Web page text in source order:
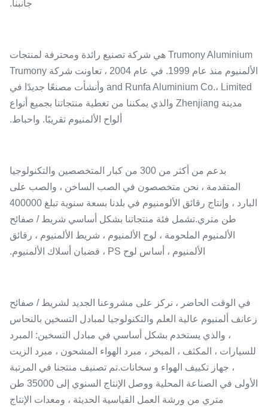
جانبنا.
Trumony Aluminium هي شركة تصنيع رائدة ومحترفة لمنتجات
الألمنيوم منذ عام 1999. في عام 2004 ، تعاونت شركة Trumony
and Runfa Aluminium Co.، Limited وأنشأت مصنعًا جديدًا في
مدينة Zhenjiang والذي يمكننا من تغطية منتجاتنا بجميع أنواع
ألواح الألمنيوم تقريبًا. واحباط.
بدعم من أكثر من 300 من كبار المتخصصين والتكنولوجيا
المتقدمة ، نحن متخصصون في الصب الساخن ، والصب على
البارد ، وإنتاج رقائق الألومنيوم في بلدنا بسعة سنوية تبلغ 400000
طن متري.تشمل فئة منتجاتنا بشكل أساسي شريط / صفائح
الألمنيوم الملحومة ، لوح الألمنيوم ، شريط الألمنيوم ، رقائق
الألمنيوم ، أساس لوح PS ، قضبان أسلاك الألمنيوم.
في الوقت الحاضر ، نركز على مشروعنا الجديد لشريط / صفائح
زعانف ألمنيوم عالية العلم والتكنولوجيا لمبادل التسخين بالنحاس
، والذي يستخدم بشكل أساسي في مبادل التسخين: المبرد
للسيارات ، المكثف ، المبخر ، مبرد الهواء المشحون ، مبرد الزيت
، جهاز تكييف الهواء و سخانات.تم تصنيف منتجنا في المرتبة
الأولى في الصناعة المحلية ووصل الإنتاج السنوي إلى 35000 طن
متري من ورشة العمل القياسية الحديثة ، ومعدات الإنتاج